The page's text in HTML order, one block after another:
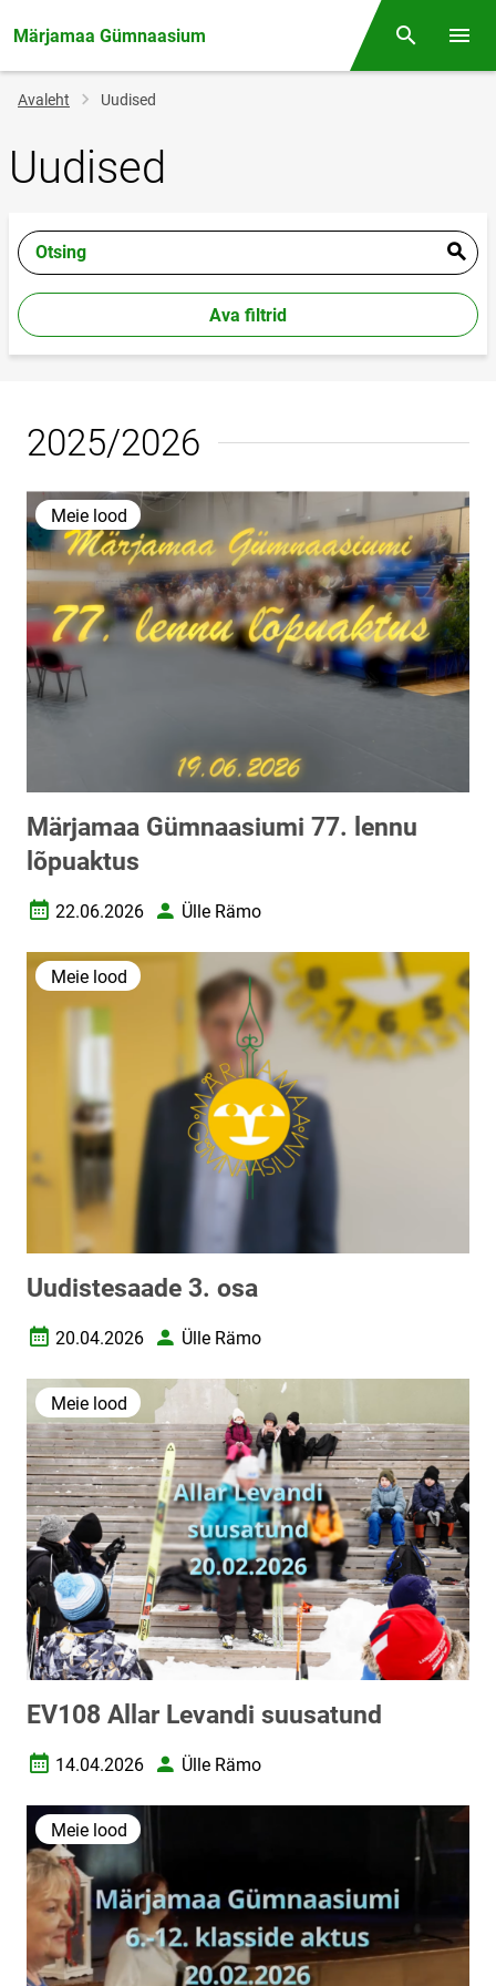
Märjamaa Gümnaasium Otsing
Jälglink
Avaleht Uudised
Uudised
Otsing
Ava filtrid
2025/2026
Meie lood
Märjamaa Gümnaasiumi 77. lennu
lõpuaktus
Loomise kuupäev
22.06.2026 AutorÜlle Rämo
Meie lood
Uudistesaade 3. osa
Loomise kuupäev
20.04.2026 AutorÜlle Rämo
Meie lood
EV108 Allar Levandi suusatund
Loomise kuupäev
14.04.2026 AutorÜlle Rämo
Meie lood